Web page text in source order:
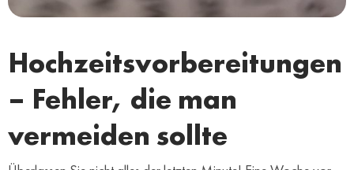
Hochzeitsvorbereitungen
– Fehler, die man
vermeiden sollte